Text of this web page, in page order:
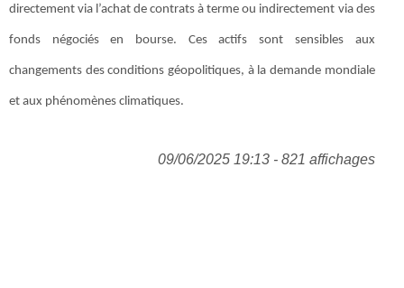
directement via l’achat de contrats à terme ou indirectement via des
fonds négociés en bourse. Ces actifs sont sensibles aux
changements des conditions géopolitiques, à la demande mondiale
et aux phénomènes climatiques.
09/06/2025 19:13 - 821 affichages